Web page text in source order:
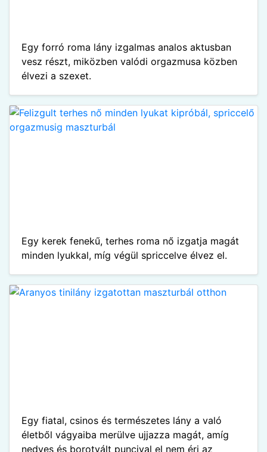
Egy forró roma lány izgalmas analos aktusban
vesz részt, miközben valódi orgazmusa közben
élvezi a szexet.
Egy kerek fenekű, terhes roma nő izgatja magát
minden lyukkal, míg végül spriccelve élvez el.
Egy fiatal, csinos és természetes lány a való
életből vágyaiba merülve ujjazza magát, amíg
nedves és borotvált puncival el nem éri az